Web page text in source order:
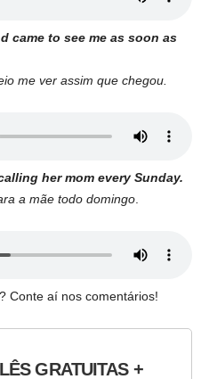
came to see me as soon as
me ver assim que chegou.
her mom every Sunday.
a mãe todo domingo
Conte aí nos comentários!
GRATUITAS +